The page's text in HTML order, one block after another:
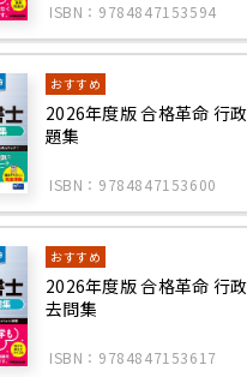
ISBN：9784847153594
おすすめ
2026年度版 合格革命 行
題集
ISBN：9784847153600
おすすめ
2026年度版 合格革命 行
去問集
ISBN：9784847153617